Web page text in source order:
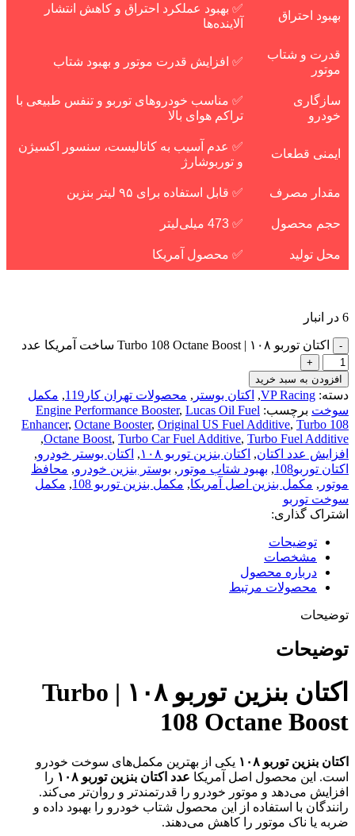
بهبود احتراق
✅ بهبود عملکرد احتراق و کاهش انتشار
آلاینده‌ها
قدرت و شتاب
موتور
✅ افزایش قدرت موتور و بهبود شتاب
سازگاری
خودرو
✅ مناسب خودروهای توربو و تنفس طبیعی با
تراکم هوای بالا
ایمنی قطعات
✅ عدم آسیب به کاتالیست، سنسور اکسیژن
و توربوشارژ
مقدار مصرف ✅ قابل استفاده برای ۹۵ لیتر بنزین
حجم محصول ✅ 473 میلی‌لیتر
محل تولید ✅ محصول آمریکا
6 در انبار
اکتان توربو ۱۰۸ | Turbo 108 Octane Boost ساخت آمریکا عدد
افزودن به سبد خرید
دسته: VP Racing
, اکتان بوستر , محصولات تهران کار119 , مکمل
سوخت برچسب: Engine Performance Booster, Lucas Oil Fuel
Enhancer, Octane Booster, Original US Fuel Additive, Turbo 108
Octane Boost, Turbo Car Fuel Additive, Turbo Fuel Additive
,
افزایش عدد اکتان, اکتان بنزین توربو ۱۰۸ , اکتان بوستر خودرو,
اکتان توربو108
, بهبود شتاب موتور , بوستر بنزین خودرو, محافظ
موتور , مکمل بنزین اصل آمریکا, مکمل بنزین توربو 108 , مکمل
سوخت توربو
اشتراک گذاری:
توضیحات
مشخصات
درباره محصول
محصولات مرتبط
توضیحات
توضیحات
اکتان بنزین توربو ۱۰۸ | Turbo
108 Octane Boost
اکتان بنزین توربو ۱۰۸
یکی از بهترین مکمل‌های سوخت خودرو
است. این محصول اصل آمریکا عدد اکتان بنزین توربو ۱۰۸
را
افزایش می‌دهد و موتور خودرو را قدرتمندتر و روان‌تر می‌کند.
رانندگان با استفاده از این محصول شتاب خودرو را بهبود داده و
ضربه یا ناک موتور را کاهش می‌دهند.